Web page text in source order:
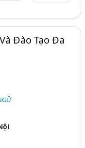
Đào Tạo Đa